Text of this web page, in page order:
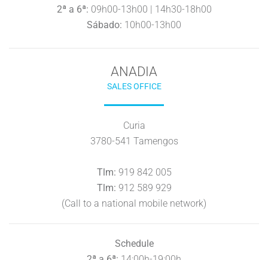
2ª a 6ª: 09h00-13h00 | 14h30-18h00
Sábado: 10h00-13h00
ANADIA
SALES OFFICE
Curia
3780-541 Tamengos
Tlm: 919 842 005
Tlm: 912 589 929
(Call to a national mobile network)
Schedule